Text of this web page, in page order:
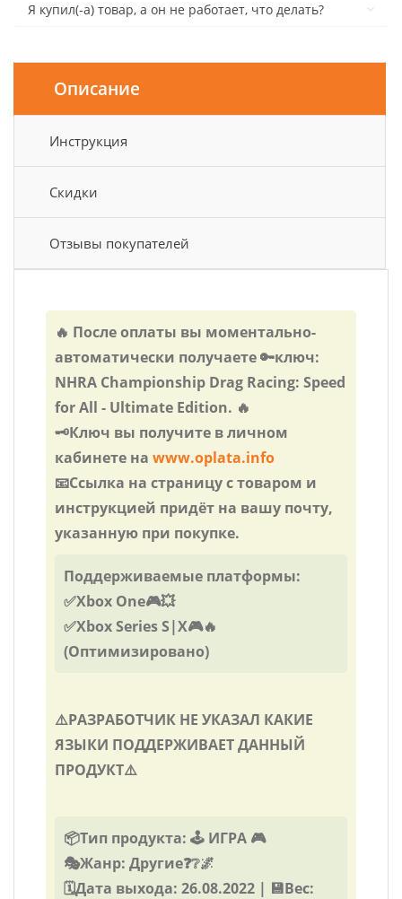
Я купил(-а) товар, а он не работает, что делать?
Описание
Инструкция
Скидки
Отзывы покупателей
🔥 После оплаты вы моментально-
автоматически получаете 🔑ключ:
NHRA Championship Drag Racing: Speed
for All - Ultimate Edition. 🔥
🗝️Ключ вы получите в личном
кабинете на www.oplata.info
📧Ссылка на страницу с товаром и
инструкцией придёт на вашу почту,
указанную при покупке.
Поддерживаемые платформы:
✅Xbox One🎮💥
✅Xbox Series S|X🎮🔥
(Оптимизировано)
⚠️РАЗРАБОТЧИК НЕ УКАЗАЛ КАКИЕ
ЯЗЫКИ ПОДДЕРЖИВАЕТ ДАННЫЙ
ПРОДУКТ⚠️
📦Тип продукта: 🕹️ ИГРА 🎮
🎭Жанр: Другие❓❔🌌
🗓️Дата выхода: 26.08.2022 | 💾Вес: